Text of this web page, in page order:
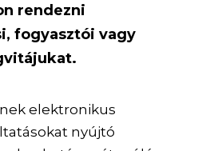
rendezni
fogyasztói vagy
elektronikus
nyújtó